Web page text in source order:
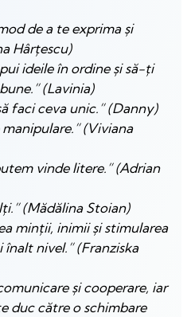
de a te exprima și
Hârțescu)
ideile în ordine și să-ți
(Lavinia)
faci ceva unic.” (Danny)
(Viviana
vinde litere.” (Adrian
(Mădălina Stoian)
minții, inimii și stimularea
nivel.” (Franziska
și cooperare, iar
duc către o schimbare